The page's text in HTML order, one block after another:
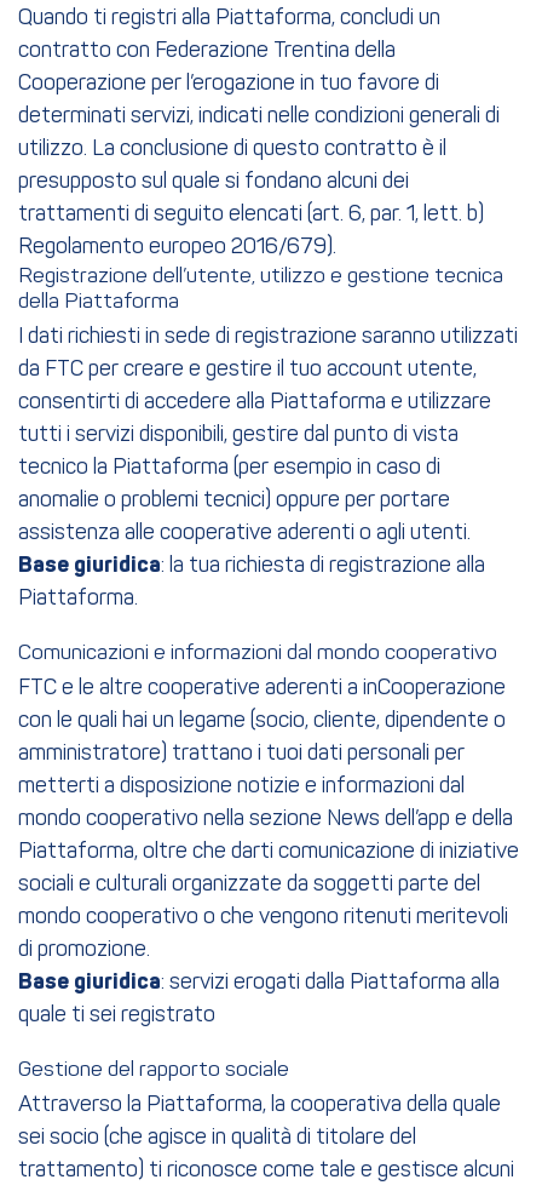
Quando ti registri alla Piattaforma, concludi un
contratto con Federazione Trentina della
Cooperazione per l’erogazione in tuo favore di
determinati servizi, indicati nelle condizioni generali di
utilizzo. La conclusione di questo contratto è il
presupposto sul quale si fondano alcuni dei
trattamenti di seguito elencati (art. 6, par. 1, lett. b)
Regolamento europeo 2016/679).
Registrazione dell’utente, utilizzo e gestione tecnica
della Piattaforma
I dati richiesti in sede di registrazione saranno utilizzati
da FTC per creare e gestire il tuo account utente,
consentirti di accedere alla Piattaforma e utilizzare
tutti i servizi disponibili, gestire dal punto di vista
tecnico la Piattaforma (per esempio in caso di
anomalie o problemi tecnici) oppure per portare
assistenza alle cooperative aderenti o agli utenti.
Base giuridica: la tua richiesta di registrazione alla
Piattaforma.
Comunicazioni e informazioni dal mondo cooperativo
FTC e le altre cooperative aderenti a inCooperazione
con le quali hai un legame (socio, cliente, dipendente o
amministratore) trattano i tuoi dati personali per
metterti a disposizione notizie e informazioni dal
mondo cooperativo nella sezione News dell’app e della
Piattaforma, oltre che darti comunicazione di iniziative
sociali e culturali organizzate da soggetti parte del
mondo cooperativo o che vengono ritenuti meritevoli
di promozione.
Base giuridica: servizi erogati dalla Piattaforma alla
quale ti sei registrato
Gestione del rapporto sociale
Attraverso la Piattaforma, la cooperativa della quale
sei socio (che agisce in qualità di titolare del
trattamento) ti riconosce come tale e gestisce alcuni